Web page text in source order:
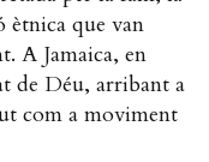
ètnica que van
A Jamaica, en
de Déu, arribant a
com a moviment